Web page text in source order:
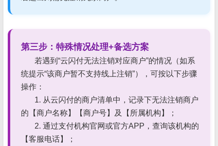
第三步：特殊情况处理+备选方案
若遇到“云闪付无法注销对应商户”的情况（如系
统提示“该商户暂不支持线上注销”），可按以下步骤
操作：
1. 从云闪付的商户清单中，记录下无法注销商户
的【商户名称】【商户号】及【所属机构】；
2. 通过支付机构官网或官方APP，查询该机构的
【客服电话】；